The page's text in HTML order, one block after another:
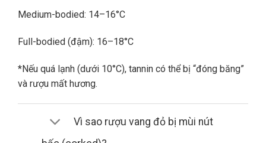
Medium-bodied: 14–16°C
Full-bodied (đậm): 16–18°C
*Nếu quá lạnh (dưới 10°C), tannin có thể bị “đóng băng”
và rượu mất hương.
Vì sao rượu vang đỏ bị mùi nút